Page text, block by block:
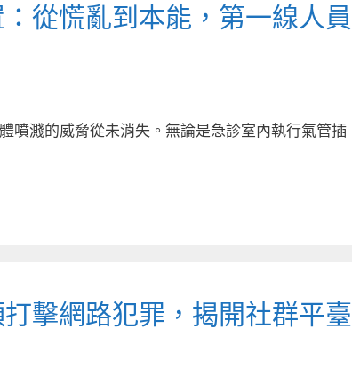
從慌亂到本能，第一線人員
噴濺的威脅從未消失。無論是急診室內執行氣管插
擊網路犯罪，揭開社群平臺